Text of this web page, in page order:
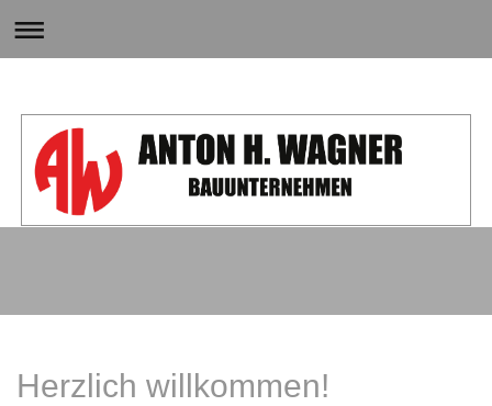
Herzlich willkommen!